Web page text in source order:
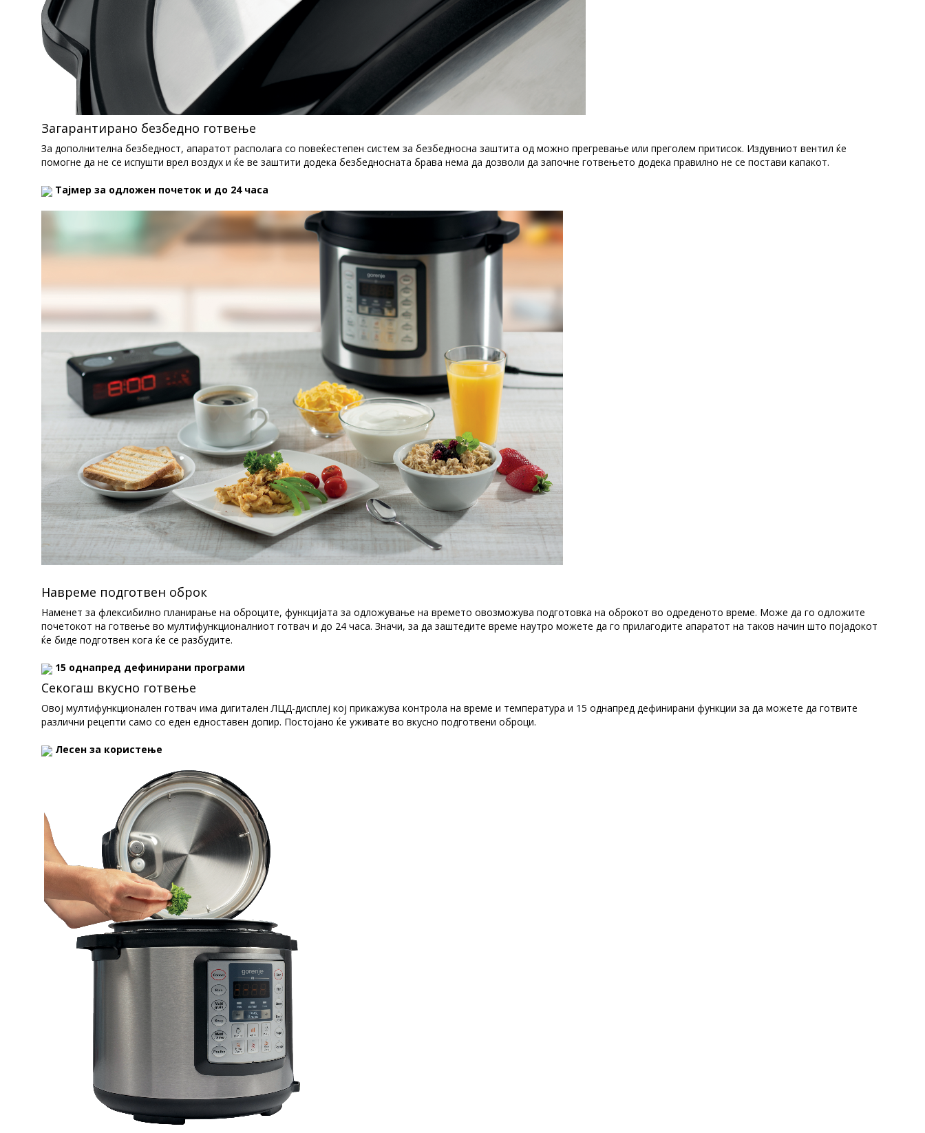
Загарантирано безбедно готвење
За дополнителна безбедност, апаратот располага со повеќестепен систем за безбедносна заштита од можно прегревање или преголем притисок. Издувниот вентил ќе
помогне да не се испушти врел воздух и ќе ве заштити додека безбедносната брава нема да дозволи да започне готвењето додека правилно не се постави капакот.
Тајмер за одложен почеток и до 24 часа
Навреме подготвен оброк
Наменет за флексибилно планирање на оброците, функцијата за одложување на времето овозможува подготовка на оброкот во одреденото време. Може да го одложите
почетокот на готвење во мултифункционалниот готвач и до 24 часа. Значи, за да заштедите време наутро можете да го прилагодите апаратот на таков начин што појадокот
ќе биде подготвен кога ќе се разбудите.
15 однапред дефинирани програми
Секогаш вкусно готвење
Овој мултифункционален готвач има дигитален ЛЦД-дисплеј кој прикажува контрола на време и температура и 15 однапред дефинирани функции за да можете да готвите
различни рецепти само со еден едноставен допир. Постојано ќе уживате во вкусно подготвени оброци.
Лесен за користење